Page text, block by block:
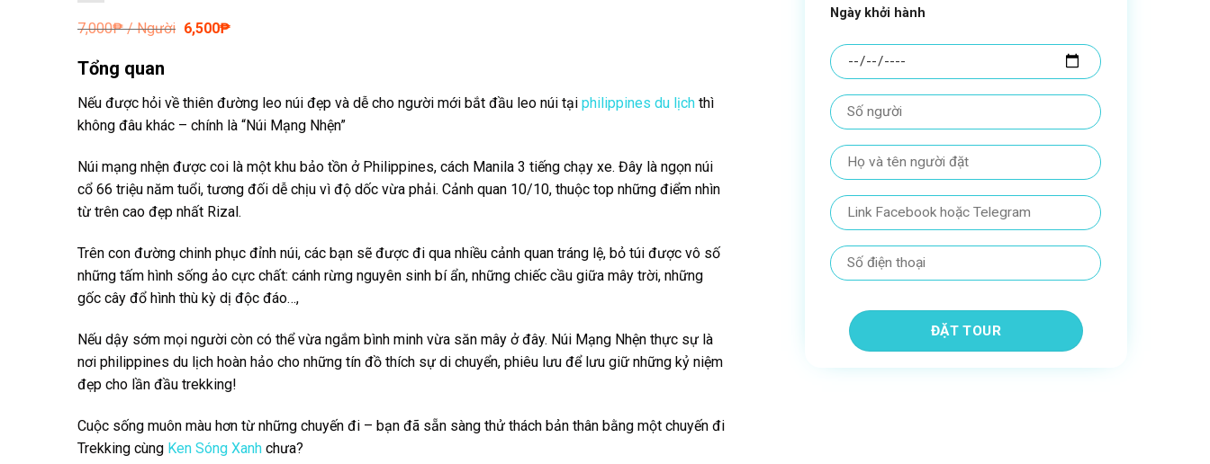
7,000₱ / Người Giá
gốc
6,500₱Giá
Tổng quan
Nếu được hỏi về thiên đường leo núi đẹp và dễ cho người mới bắt đầu leo núi tại philippines du lịch thì
không đâu khác – chính là “Núi Mạng Nhện”
Núi mạng nhện được coi là một khu bảo tồn ở Philippines, cách Manila 3 tiếng chạy xe. Đây là ngọn núi
cổ 66 triệu năm tuổi, tương đối dễ chịu vì độ dốc vừa phải. Cảnh quan 10/10, thuộc top những điểm nhìn
từ trên cao đẹp nhất Rizal.
Trên con đường chinh phục đỉnh núi, các bạn sẽ được đi qua nhiều cảnh quan tráng lệ, bỏ túi được vô số
những tấm hình sống ảo cực chất: cánh rừng nguyên sinh bí ẩn, những chiếc cầu giữa mây trời, những
gốc cây đổ hình thù kỳ dị độc đáo…,
Nếu dậy sớm mọi người còn có thể vừa ngắm bình minh vừa săn mây ở đây. Núi Mạng Nhện thực sự là
nơi philippines du lịch hoàn hảo cho những tín đồ thích sự di chuyển, phiêu lưu để lưu giữ những kỷ niệm
đẹp cho lần đầu trekking!
Cuộc sống muôn màu hơn từ những chuyến đi – bạn đã sẵn sàng thử thách bản thân bằng một chuyến đi
Trekking cùng Ken Sóng Xanh chưa?
Ngày khởi hành